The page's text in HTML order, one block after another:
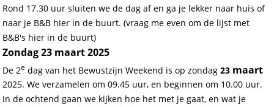
Rond 17.30 uur sluiten we de dag af en ga je lekker naar huis of
naar je B&B hier in de buurt. (vraag me even om de lijst met
B&B's hier in de buurt)
Zondag 23 maart 2025
De 2e dag van het Bewustzijn Weekend is op zondag23 maart
2025. We verzamelen om 09.45 uur, en beginnen om 10.00 uur.
In de ochtend gaan we kijken hoe het met je gaat, en wat je